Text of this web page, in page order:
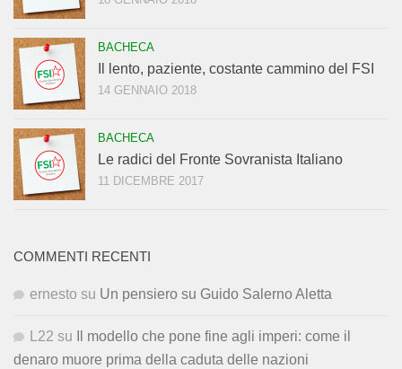
BACHECA
Il lento, paziente, costante cammino del FSI
14 GENNAIO 2018
BACHECA
Le radici del Fronte Sovranista Italiano
11 DICEMBRE 2017
COMMENTI RECENTI
ernesto su Un pensiero su Guido Salerno Aletta
L22 su
Il modello che pone fine agli imperi: come il
denaro muore prima della caduta delle nazioni